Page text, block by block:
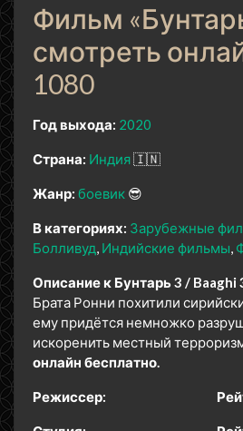
Фильм
смотреть
1080
Год выхода: 2020
Страна: Индия🇮🇳
Жанр: боевик 😎
В категориях: Зарубежные
Болливуд Индийские фильмы
Описание к Бунтарь 3 / Baaghi
Брата Ронни похитили
ему придётся немножко
искоренить местный
онлайн бесплатно.
Режиссер: